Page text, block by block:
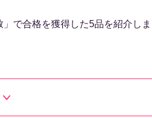
で合格を獲得した5品を紹介しま